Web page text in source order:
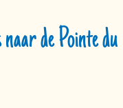
de Pointe du